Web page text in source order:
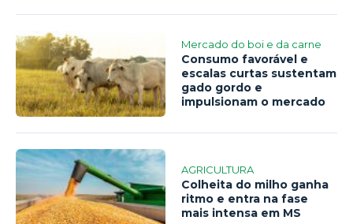
Mercado do boi e da carne
Consumo favorável e
escalas curtas sustentam
gado gordo e
impulsionam o mercado
AGRICULTURA
Colheita do milho ganha
ritmo e entra na fase
mais intensa em MS